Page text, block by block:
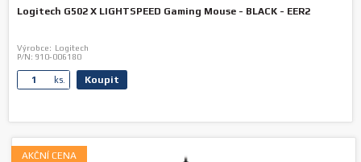
Logitech G502 X LIGHTSPEED Gaming Mouse - BLACK - EER2
Výrobce: Logitech
P/N: 910-006180
ks. Koupit
AKČNÍ CENA